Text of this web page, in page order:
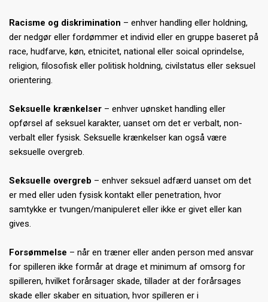
Racisme og diskrimination – enhver handling eller holdning,
der nedgør eller fordømmer et individ eller en gruppe baseret på
race, hudfarve, køn, etnicitet, national eller soical oprindelse,
religion, filosofisk eller politisk holdning, civilstatus eller seksuel
orientering.
Seksuelle krænkelser – enhver uønsket handling eller
opførsel af seksuel karakter, uanset om det er verbalt, non-
verbalt eller fysisk. Seksuelle krænkelser kan også være
seksuelle overgreb.
Seksuelle overgreb – enhver seksuel adfærd uanset om det
er med eller uden fysisk kontakt eller penetration, hvor
samtykke er tvungen/manipuleret eller ikke er givet eller kan
gives.
Forsømmelse – når en træner eller anden person med ansvar
for spilleren ikke formår at drage et minimum af omsorg for
spilleren, hvilket forårsager skade, tillader at der forårsages
skade eller skaber en situation, hvor spilleren er i